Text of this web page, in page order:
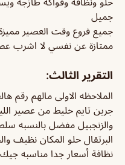
جميل
جميع فروع وقت العصير
ممتازة عن نفسي لا اشرب
التقرير الثالث:
الملاحظه الاولى مالهم رقم
جرين تايم خليط من عصير
والزنجبيل مفضل بالنسبه
البرتقال حلو المكان نظيف